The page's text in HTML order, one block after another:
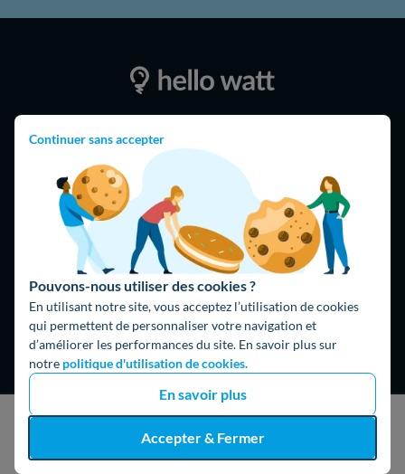
Continuer sans accepter
Pouvons-nous utiliser des cookies ?
En utilisant notre site, vous acceptez l’utilisation de cookies
qui permettent de personnaliser votre navigation et
d’améliorer les performances du site. En savoir plus sur
notre politique d'utilisation de cookies.
En savoir plus
Accepter & Fermer
J'obtiens un devis gratuit
16474 avisGoogle
Hello What ?
Blog